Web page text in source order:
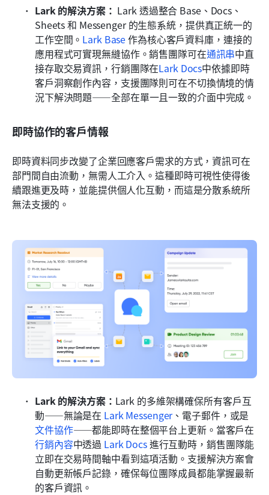
Lark 的解決方案： Lark 透過整合 Base、Docs、
Sheets 和 Messenger 的生態系統，提供真正統一的
工作空間。 Lark Base 作為核心客戶資料庫，連接的
應用程式可實現無縫協作。銷售團隊可在通訊串中直
接存取交易資訊，行銷團隊在Lark Docs中依據即時
客戶洞察創作內容，支援團隊則可在不切換情境的情
況下解決問題——全部在單一且一致的介面中完成。
即時協作的客戶情報
即時資料同步改變了企業回應客戶需求的方式，資訊可在
部門間自由流動，無需人工介入。這種即時可視性使得後
續跟進更及時，並能提供個人化互動，而這是分散系統所
無法支援的。
Lark 的解決方案： Lark 的多維架構確保所有客戶互
動——無論是在 Lark Messenger
文件協作
行銷內容中透過 Lark Docs 進行互動時，銷售團隊能
立即在交易時間軸中看到這項活動。支援解決方案會
自動更新帳戶記錄，確保每位團隊成員都能掌握最新
的客戶資訊。